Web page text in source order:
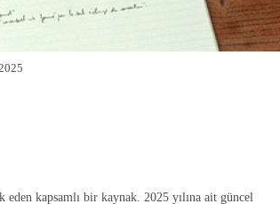
kapsamlı bir kaynak. 2025 yılına ait güncel